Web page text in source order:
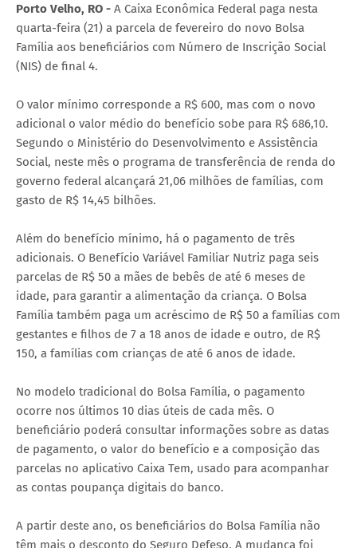
Porto Velho, RO - A Caixa Econômica Federal paga nesta
quarta-feira (21) a parcela de fevereiro do novo Bolsa
Família aos beneficiários com Número de Inscrição Social
(NIS) de final 4.
O valor mínimo corresponde a R$ 600, mas com o novo
adicional o valor médio do benefício sobe para R$ 686,10.
Segundo o Ministério do Desenvolvimento e Assistência
Social, neste mês o programa de transferência de renda do
governo federal alcançará 21,06 milhões de famílias, com
gasto de R$ 14,45 bilhões.
Além do benefício mínimo, há o pagamento de três
adicionais. O Benefício Variável Familiar Nutriz paga seis
parcelas de R$ 50 a mães de bebês de até 6 meses de
idade, para garantir a alimentação da criança. O Bolsa
Família também paga um acréscimo de R$ 50 a famílias com
gestantes e filhos de 7 a 18 anos de idade e outro, de R$
150, a famílias com crianças de até 6 anos de idade.
No modelo tradicional do Bolsa Família, o pagamento
ocorre nos últimos 10 dias úteis de cada mês. O
beneficiário poderá consultar informações sobre as datas
de pagamento, o valor do benefício e a composição das
parcelas no aplicativo Caixa Tem, usado para acompanhar
as contas poupança digitais do banco.
A partir deste ano, os beneficiários do Bolsa Família não
têm mais o desconto do Seguro Defeso. A mudança foi